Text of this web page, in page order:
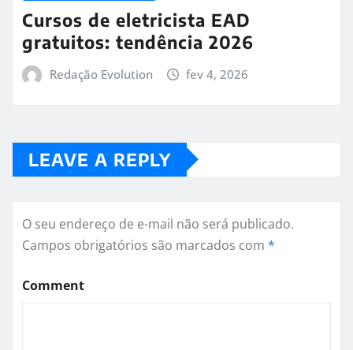
Cursos de eletricista EAD
gratuitos: tendência 2026
Redação Evolution fev 4, 2026
LEAVE A REPLY
O seu endereço de e-mail não será publicado.
Campos obrigatórios são marcados com *
Comment